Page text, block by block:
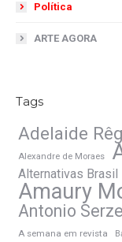
Política
ARTE AGORA
Tags
Adelaide
Alexandre de Moraes
Alternativas Brasil
Amaury
Antonio
A semana em revista